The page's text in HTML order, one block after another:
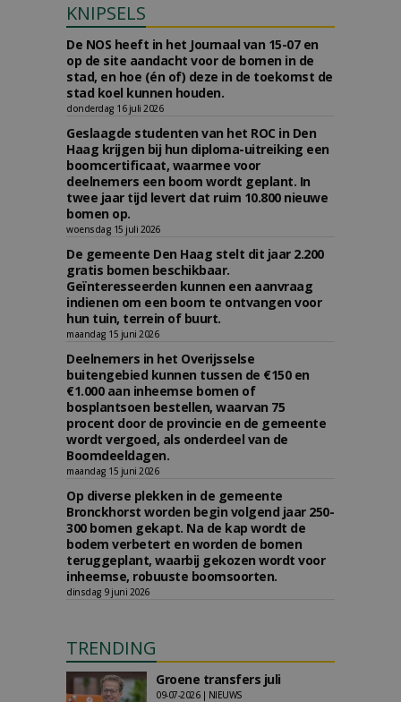
KNIPSELS
De NOS heeft in het Journaal van 15-07 en
op de site aandacht voor de bomen in de
stad, en hoe (én of) deze in de toekomst de
stad koel kunnen houden.
donderdag 16 juli 2026
Geslaagde studenten van het ROC in Den
Haag krijgen bij hun diploma-uitreiking een
boomcertificaat, waarmee voor
deelnemers een boom wordt geplant. In
twee jaar tijd levert dat ruim 10.800 nieuwe
bomen op.
woensdag 15 juli 2026
De gemeente Den Haag stelt dit jaar 2.200
gratis bomen beschikbaar.
Geïnteresseerden kunnen een aanvraag
indienen om een boom te ontvangen voor
hun tuin, terrein of buurt.
maandag 15 juni 2026
Deelnemers in het Overijsselse
buitengebied kunnen tussen de €150 en
€1.000 aan inheemse bomen of
bosplantsoen bestellen, waarvan 75
procent door de provincie en de gemeente
wordt vergoed, als onderdeel van de
Boomdeeldagen.
maandag 15 juni 2026
Op diverse plekken in de gemeente
Bronckhorst worden begin volgend jaar 250-
300 bomen gekapt. Na de kap wordt de
bodem verbetert en worden de bomen
teruggeplant, waarbij gekozen wordt voor
inheemse, robuuste boomsoorten.
dinsdag 9 juni 2026
TRENDING
Groene transfers juli
09-07-2026 | NIEUWS